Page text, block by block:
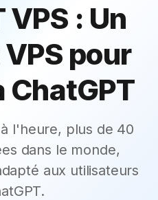
: Un
pour
ChatGPT
l'heure, plus de 40
dans le monde,
aux utilisateurs